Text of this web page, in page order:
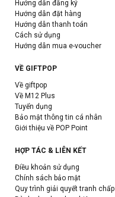
Hướng dẫn đăng ký
Hướng dẫn đặt hàng
Hướng dẫn thanh toán
Cách sử dụng
Hướng dẫn mua e-voucher
VỀ GIFTPOP
Về giftpop
Về M12 Plus
Tuyển dụng
Bảo mật thông tin cá nhân
Giới thiệu về POP Point
HỢP TÁC & LIÊN KẾT
Điều khoản sử dụng
Chính sách bảo mật
Quy trình giải quyết tranh chấp